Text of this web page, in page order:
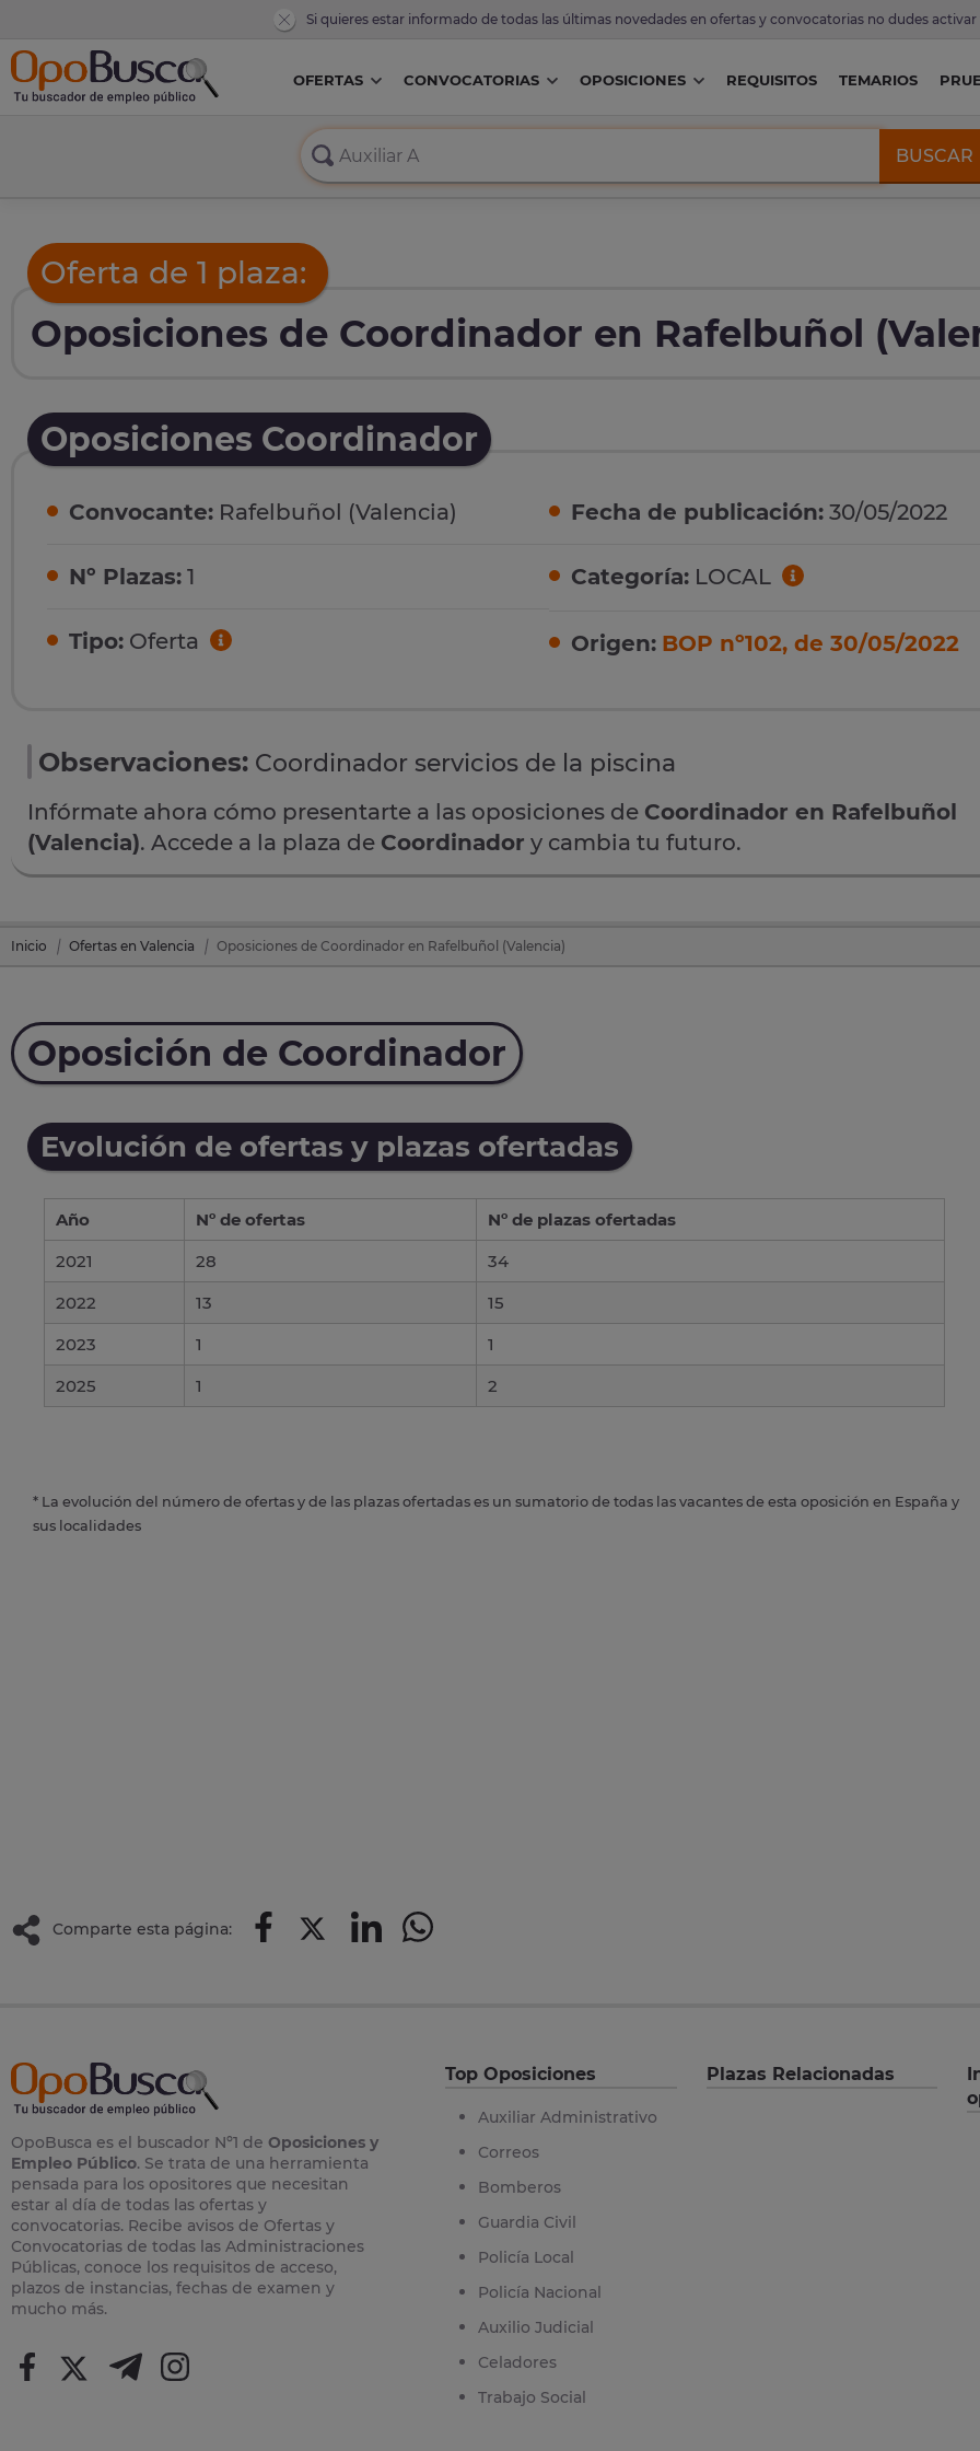
Si quieres estar informado de todas las últimas novedades en ofertas y convocatorias no dudes activar
OFERTAS CONVOCATORIAS OPOSICIONES REQUISITOS TEMARIOS
BUSCAR
Oferta de 1 plaza:
Oposiciones de Coordinador en Rafelbuñol
Oposiciones Coordinador
Convocante: Rafelbuñol (Valencia)
Nº Plazas: 1
Tipo: Oferta
Fecha de publicación: 30/05/2022
Categoría: LOCAL
Origen: BOP nº102, de 30/05/2022
Observaciones: Coordinador servicios de la piscina
Infórmate ahora cómo presentarte a las oposiciones de Coordinador en Rafelbuñol
(Valencia). Accede a la plaza de Coordinador y cambia tu futuro.
Inicio Ofertas en Valencia Oposiciones de Coordinador en Rafelbuñol (Valencia)
Oposición de Coordinador
Evolución de ofertas y plazas ofertadas
Año Nº de ofertas
Nº de plazas ofertadas
2021
28
34
2022
13
15
2023
1
1
2025
1 2
* La evolución del número de ofertas y de las plazas ofertadas es un sumatorio de todas las vacantes de esta oposición en España y
sus localidades
Comparte esta página:
OpoBusca es el buscador Nº1 de Oposiciones y
Empleo Público. Se trata de una herramienta
pensada para los opositores que necesitan
estar al día de todas las ofertas y
convocatorias. Recibe avisos de Ofertas y
Convocatorias de todas las Administraciones
Públicas, conoce los requisitos de acceso,
plazos de instancias, fechas de examen y
mucho más.
Top Oposiciones
Auxiliar Administrativo
Correos
Bomberos
Guardia Civil
Policía Local
Policía Nacional
Auxilio Judicial
Celadores
Trabajo Social
Plazas Relacionadas